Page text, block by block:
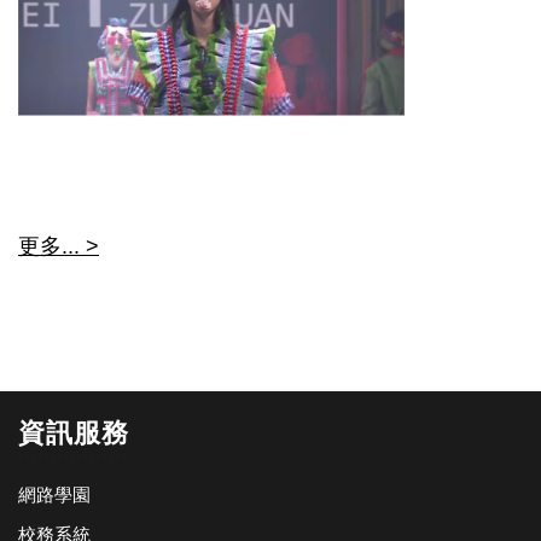
更多... >
資訊服務
網路學園
校務系統